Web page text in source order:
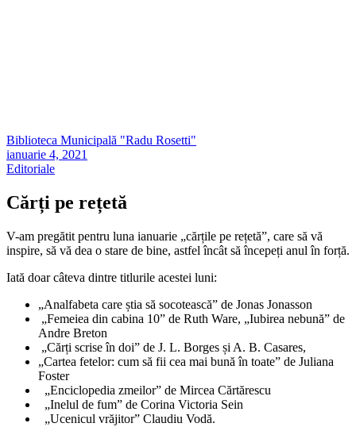
Biblioteca Municipală "Radu Rosetti"
ianuarie 4, 2021
Editoriale
Cărți pe rețetă
V-am pregătit pentru luna ianuarie „cărțile pe rețetă”, care să vă
inspire, să vă dea o stare de bine, astfel încât să începeți anul în forță.
Iată doar câteva dintre titlurile acestei luni:
„Analfabeta care știa să socotească” de Jonas Jonasson
„Femeiea din cabina 10” de Ruth Ware, „Iubirea nebună” de
Andre Breton
„Cărți scrise în doi” de J. L. Borges și A. B. Casares,
„Cartea fetelor: cum să fii cea mai bună în toate” de Juliana
Foster
„Enciclopedia zmeilor” de Mircea Cărtărescu
„Inelul de fum” de Corina Victoria Sein
„Ucenicul vrăjitor” Claudiu Vodă.